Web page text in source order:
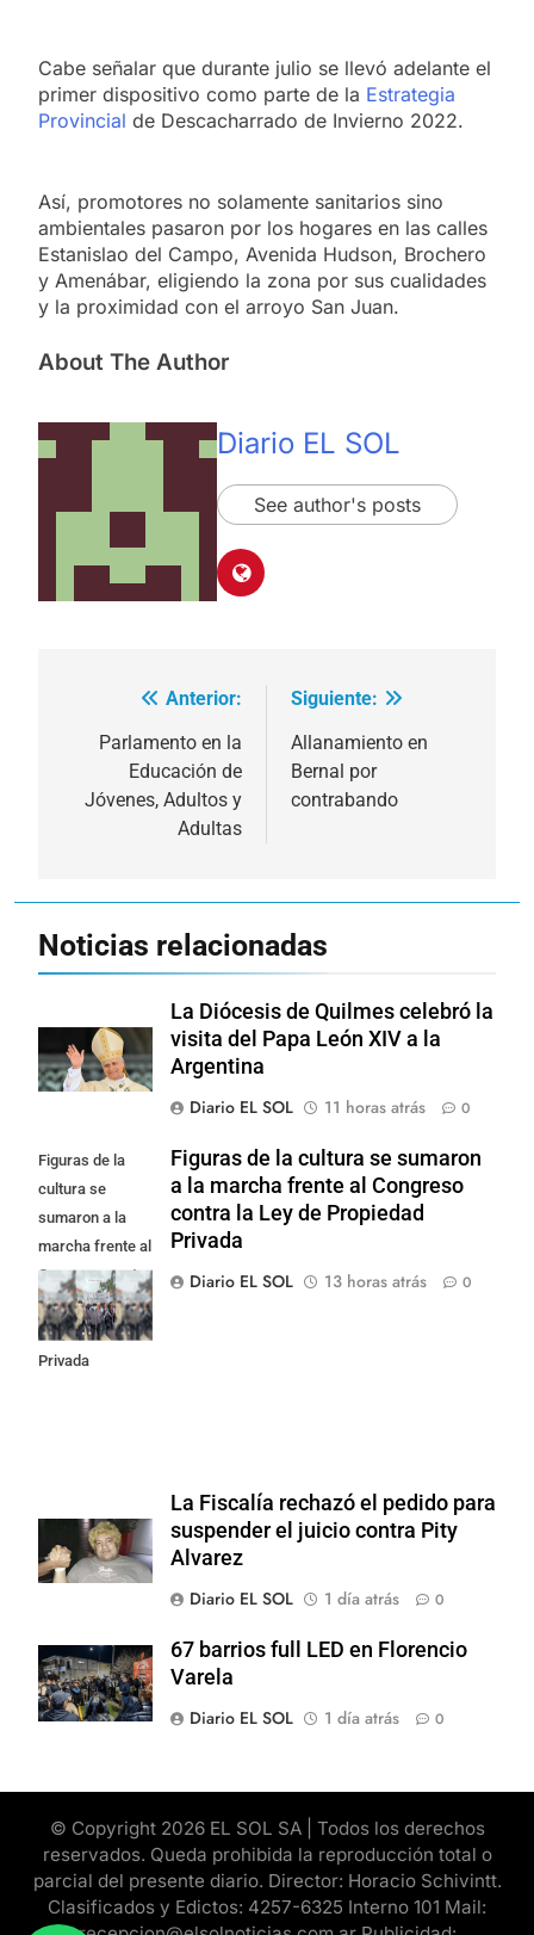
Cabe señalar que durante julio se llevó adelante el
primer dispositivo como parte de la Estrategia
Provincial de Descacharrado de Invierno 2022.
Así, promotores no solamente sanitarios sino
ambientales pasaron por los hogares en las calles
Estanislao del Campo, Avenida Hudson, Brochero
y Amenábar, eligiendo la zona por sus cualidades
y la proximidad con el arroyo San Juan.
About The Author
Diario EL SOL
See author's posts
Navegación
entradas
Anterior:
Parlamento en la
Educación de
Jóvenes, Adultos y
Adultas
Siguiente:
Allanamiento en
Bernal por
contrabando
Noticias relacionadas
La Diócesis de Quilmes celebró la
visita del Papa León XIV a la
Argentina
Diario EL SOL
11 horas atrás 0
Figuras de la
cultura se
sumaron a la
marcha frente al
Congreso contra
la Ley de
Propiedad
Privada
Figuras de la cultura se sumaron
a la marcha frente al Congreso
contra la Ley de Propiedad
Privada
Diario EL SOL
13 horas atrás 0
La Fiscalía rechazó el pedido para
suspender el juicio contra Pity
Alvarez
Diario EL SOL
1 día atrás 0
67 barrios full LED en Florencio
Varela
Diario EL SOL
1 día atrás 0
© Copyright 2026 EL SOL SA | Todos los derechos
reservados. Queda prohibida la reproducción total o
parcial del presente diario. Director: Horacio Schivintt.
Clasificados y Edictos: 4257-6325 Interno 101 Mail: